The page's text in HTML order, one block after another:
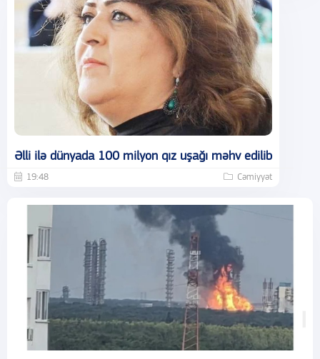
Əlli ilə dünyada 100 milyon qız uşağı məhv edilib
19:48 Cəmiyyət